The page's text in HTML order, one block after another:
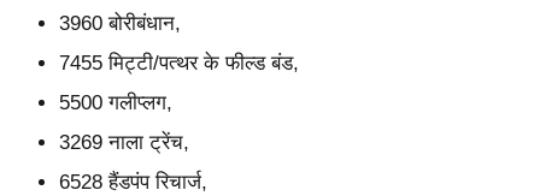
3960 बोरीबंधान,
7455 मिट्टी/पत्थर के फील्ड बंड,
5500 गलीप्लग,
3269 नाला ट्रेंच,
6528 हैंडपंप रिचार्ज,